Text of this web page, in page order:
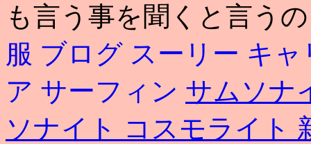
も言う事を聞くと言う
服 ブログ スーリー キ
ア サーフィン サムソナ
ソナイト コスモライト